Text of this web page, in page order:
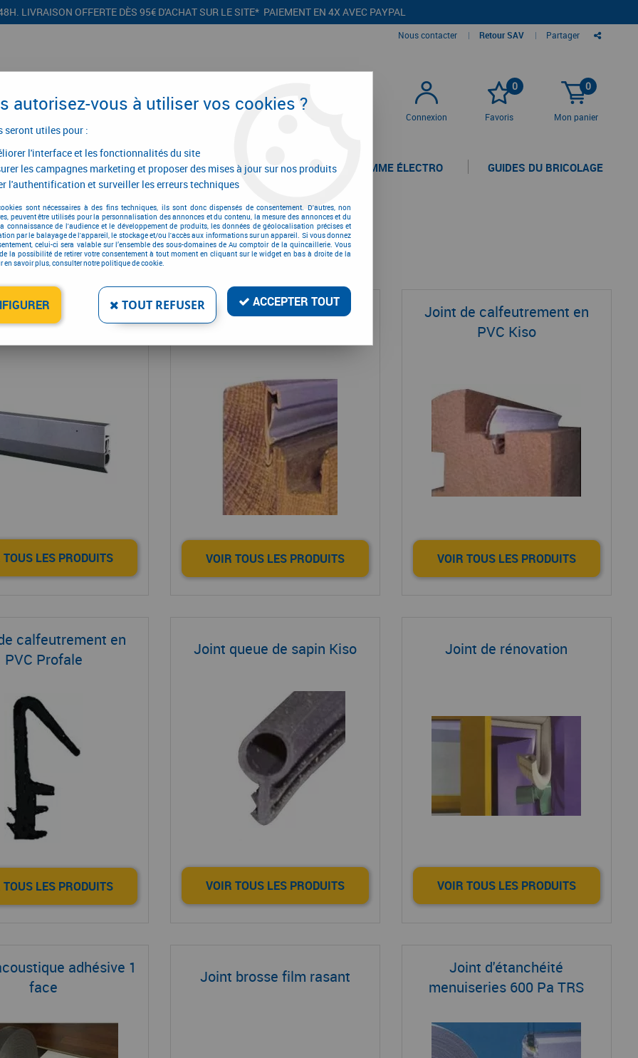
LIVRAISON OFFERTE DÈS 95€ D'ACHAT SUR LE SITE* PAIEMENT EN 4X AVEC PAYPAL
Nous contacter | Retour SAV | Partager
Connexion
0
Favoris
0
Mon panier
CONFIGURATEURS PROMOTIONS LA GAMME ÉLECTRO GUIDES DU BRICOLAGE
Joint
sur support
TOUS LES PRODUITS
Joint de calfeutrement en
VOIR TOUS LES PRODUITS
Joint de calfeutrement en
PVC Kiso
VOIR TOUS LES PRODUITS
calfeutrement en
PVC Profale
TOUS LES PRODUITS
Joint queue de sapin Kiso
VOIR TOUS LES PRODUITS
Joint de rénovation
VOIR TOUS LES PRODUITS
adhésive 1
face
Joint brosse film rasant
Joint d'étanchéité
menuiseries 600 Pa TRS
autorisez-vous à utiliser vos cookies ?
seront utiles pour :
l'interface et les fonctionnalités du site
les campagnes marketing et proposer des mises à jour sur nos produits
l'authentification et surveiller les erreurs techniques
sont nécessaires à des fins techniques, ils sont donc dispensés de consentement. D'autres, non
peuvent être utilisés pour la personnalisation des annonces et du contenu, la mesure des annonces et du
connaissance de l'audience et le développement de produits, les données de géolocalisation précises et
par le balayage de l'appareil, le stockage et/ou l'accès aux informations sur un appareil. Si vous donnez
celui-ci sera valable sur l’ensemble des sous-domaines de Au comptoir de la quincaillerie. Vous
la possibilité de retirer votre consentement à tout moment en cliquant sur le widget en bas à droite de la
en savoir plus, consulter notre politique de cookie.
TOUT REFUSER ACCEPTER TOUT